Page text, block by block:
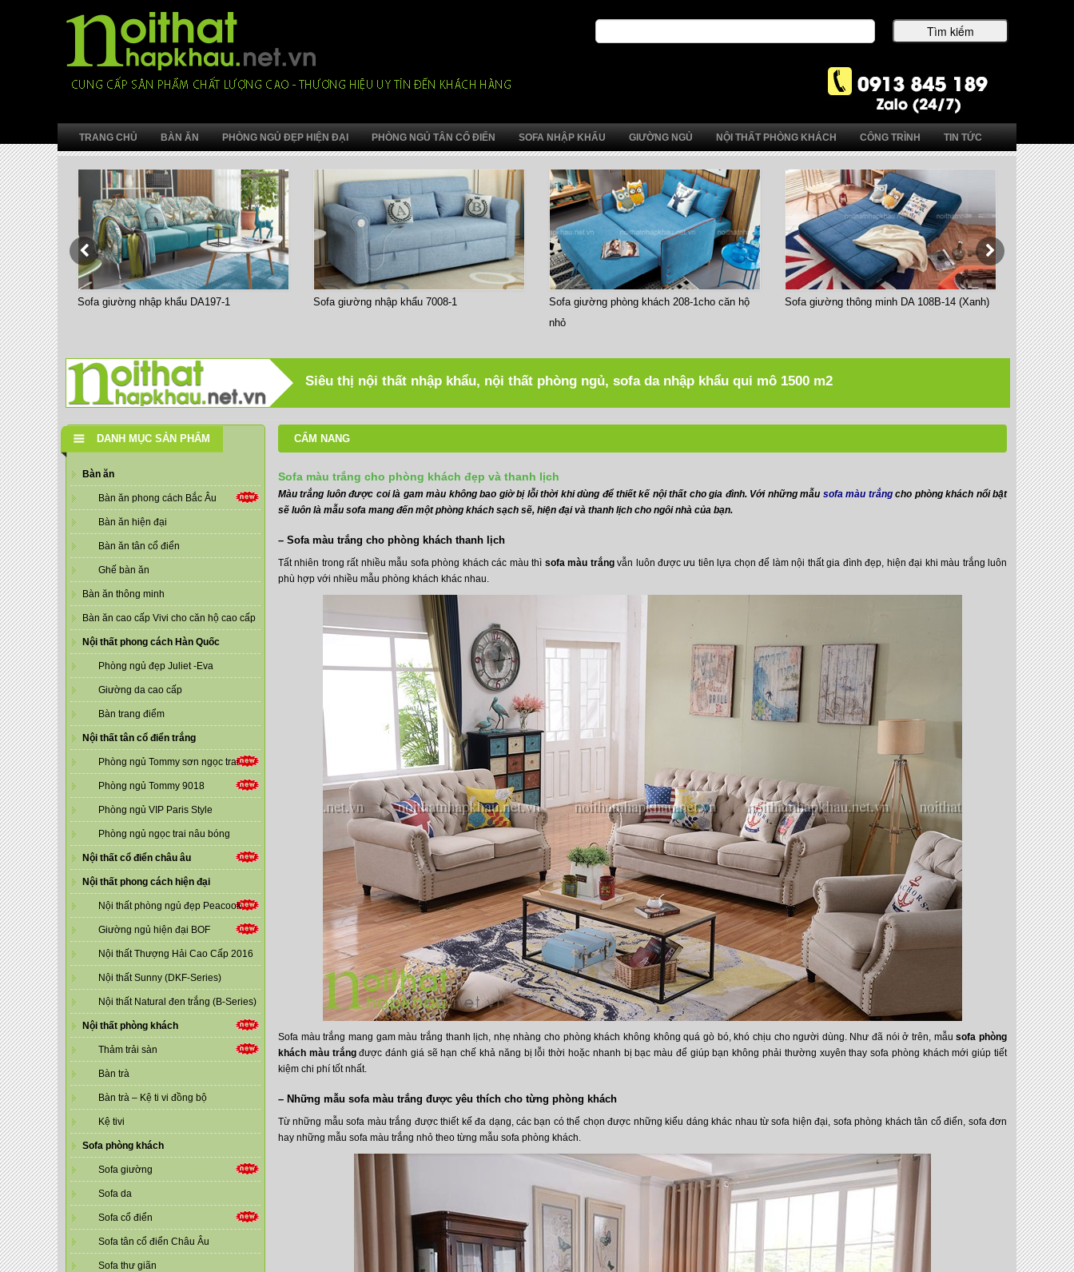
TRANG CHỦ BÀN ĂN PHÒNG NGỦ ĐẸP HIỆN ĐẠI PHÒNG NGỦ TÂN CỔ ĐIỂN SOFA NHẬP KHẨU GIƯỜNG NGỦ NỘI THẤT PHÒNG KHÁCH CÔNG TRÌNH TIN TỨC
Sofa giường nhập khẩu DA197-1 Sofa giường nhập khẩu 7008-1
Sofa giường phòng khách 208-1cho căn hộ
nhỏ
Sofa giường thông minh DA 108B-14 (Xanh) Bàn ăn
Siêu thị nội thất nhập khẩu, nội thất phòng ngủ, sofa da nhập khẩu qui mô 1500 m2
DANH MỤC SẢN PHẨM
Bàn ăn
Bàn ăn phong cách Bắc Âu
Bàn ăn hiện đại
Bàn ăn tân cổ điển
Ghế bàn ăn
Bàn ăn thông minh
Bàn ăn cao cấp Vivi cho căn hộ cao cấp
Nội thất phong cách Hàn Quốc
Phòng ngủ đẹp Juliet -Eva
Giường da cao cấp
Bàn trang điểm
Nội thất tân cổ điển trắng
Phòng ngủ Tommy sơn ngọc trai
Phòng ngủ Tommy 9018
Phòng ngủ VIP Paris Style
Phòng ngủ ngọc trai nâu bóng
Nội thất cổ điển châu âu
Nội thất phong cách hiện đại
Nội thất phòng ngủ đẹp Peacook
Giường ngủ hiện đại BOF
Nội thất Thượng Hải Cao Cấp 2016
Nội thất Sunny (DKF-Series)
Nội thất Natural đen trắng (B-Series)
Nội thất phòng khách
Thảm trải sàn
Bàn trà
Bàn trà – Kệ ti vi đồng bộ
Kệ tivi
Sofa phòng khách
Sofa giường
Sofa da
Sofa cổ điển
Sofa tân cổ điển Châu Âu
Sofa thư giãn
CẨM NANG
Sofa màu trắng cho phòng khách đẹp và thanh lịch
Màu trắng luôn được coi là gam màu không bao giờ bị lỗi thời khi dùng để thiết kế nội thất cho gia đình. Với những mẫu sofa màu trắngcho phòng khách nổi bật
sẽ luôn là mẫu sofa mang đến một phòng khách sạch sẽ, hiện đại và thanh lịch cho ngôi nhà của bạn.
– Sofa màu trắng cho phòng khách thanh lịch
Tất nhiên trong rất nhiều mẫu sofa phòng khách các màu thì sofa màu trắngvẫn luôn được ưu tiên lựa chọn để làm nội thất gia đình đẹp, hiện đại khi màu trắng luôn
phù hợp với nhiều mẫu phòng khách khác nhau.
Sofa màu trắng mang gam màu trắng thanh lịch, nhẹ nhàng cho phòng khách không không quá gò bó, khó chịu cho người dùng. Như đã nói ở trên, mẫusofa phòng
khách màu trắngđược đánh giá sẽ hạn chế khả năng bị lỗi thời hoặc nhanh bị bạc màu để giúp bạn không phải thường xuyên thay sofa phòng khách mới giúp tiết
kiệm chi phí tốt nhất.
– Những mẫu sofa màu trắng được yêu thích cho từng phòng khách
Từ những mẫu sofa màu trắng được thiết kế đa dạng, các bạn có thể chọn được những kiểu dáng khác nhau từ sofa hiện đại, sofa phòng khách tân cổ điển, sofa đơn
hay những mẫu sofa màu trắng nhỏ theo từng mẫu sofa phòng khách.